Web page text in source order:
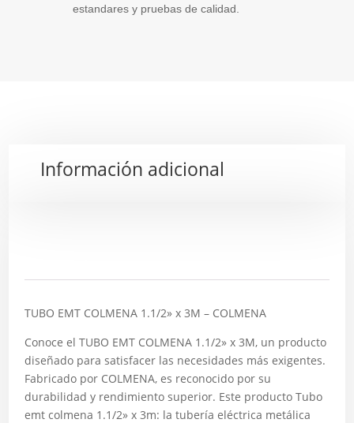
estandares y pruebas de calidad.
Información adicional
TUBO EMT COLMENA 1.1/2» x 3M – COLMENA
Conoce el TUBO EMT COLMENA 1.1/2» x 3M, un producto
diseñado para satisfacer las necesidades más exigentes.
Fabricado por COLMENA, es reconocido por su
durabilidad y rendimiento superior. Este producto Tubo
emt colmena 1.1/2» x 3m: la tubería eléctrica metálica